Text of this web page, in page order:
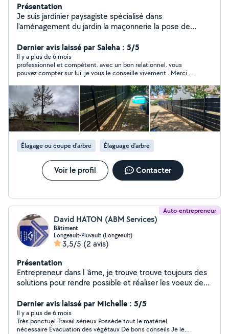
Présentation
Je suis jardinier paysagiste spécialisé dans
l'aménagement du jardin la maçonnerie la pose de
arbustes et autres spécialisé dans l'élagage d'arbre et
aussi dans la taille des arbres fruitiers je fais ce métier
de puis plus de 5 ans travail sérieux et soigné
Dernier avis laissé par Saleha : 5/5
Il y a plus de 6 mois
professionnel et compétent. avec un bon relationnel. vous
pouvez compter sur lui. je vous le conseille vivement . Merci à
Élagage ou coupe d'arbre Élaguage d'arbre
Voir le profil Contacter
Auto-entrepreneur
David HATON (ABM Services)
Bâtiment
Longeault-Pluvault (Longeault)
3,5/5 (2 avis)
Présentation
Entrepreneur dans l 'âme, je trouve trouve toujours des
solutions pour rendre possible et réaliser les voeux de
Dernier avis laissé par Michelle : 5/5
Il y a plus de 6 mois
Très ponctuel Travail sérieux Possède tout le matériel
nécessaire Évacuation des végétaux De bons conseils Je le